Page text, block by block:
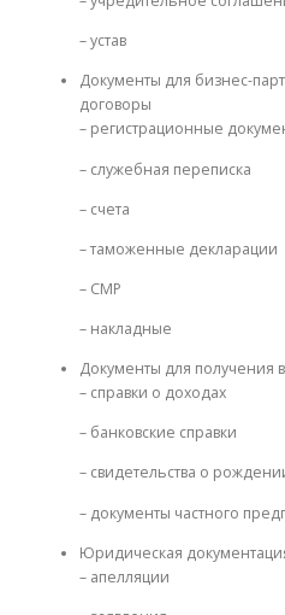
– устав
Документы для бизнес-
договоры
– регистрационные
– служебная переписка
– счета
– таможенные декларации
– СМР
– накладные
Документы для получения
– справки о доходах
– банковские справки
– свидетельства о
– документы частного
Юридическая
– апелляции